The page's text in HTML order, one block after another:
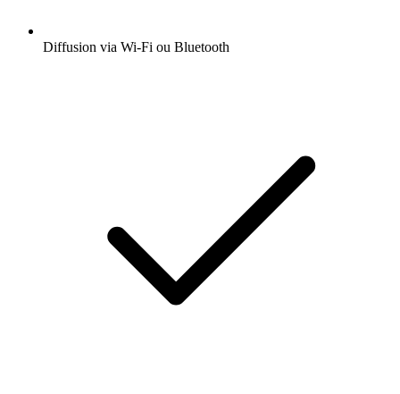
Diffusion via Wi-Fi ou Bluetooth